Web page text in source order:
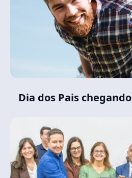
Dia dos Pais chegando